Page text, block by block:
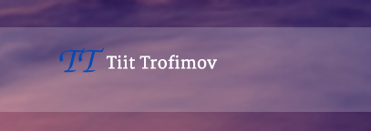
Avaleht
Minust